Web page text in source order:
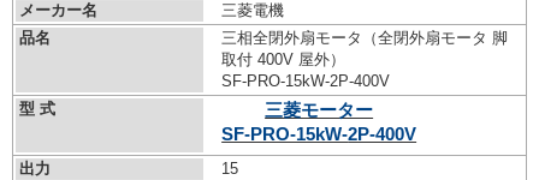
メーカー名
三菱電機
品名
三相全閉外扇モータ（全閉外扇モータ 脚
取付 400V 屋外）
SF-PRO-15kW-2P-400V
型 式
三菱モーター
SF-PRO-15kW-2P-400V
出力
15